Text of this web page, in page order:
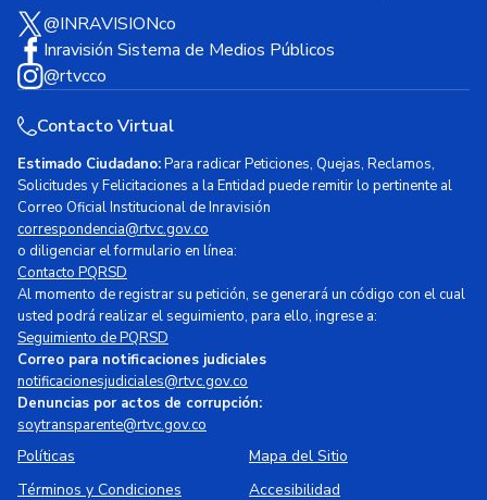
@INRAVISIONco
Inravisión Sistema de Medios Públicos
@rtvcco
Contacto Virtual
Estimado Ciudadano:Para radicar Peticiones, Quejas, Reclamos,
Solicitudes y Felicitaciones a la Entidad puede remitir lo pertinente al
Correo Oficial Institucional de Inravisión
correspondencia@rtvc.gov.co
o diligenciar el formulario en línea:
Contacto PQRSD
Al momento de registrar su petición, se generará un código con el cual
usted podrá realizar el seguimiento, para ello, ingrese a:
Seguimiento de PQRSD
Correo para notificaciones judiciales
notificacionesjudiciales@rtvc.gov.co
Denuncias por actos de corrupción:
soytransparente@rtvc.gov.co
Políticas
Mapa del Sitio
Términos y Condiciones
Accesibilidad